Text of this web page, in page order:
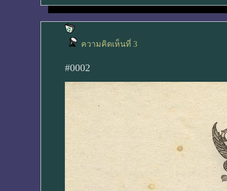
ความคิดเห็นที่ 3
#0002